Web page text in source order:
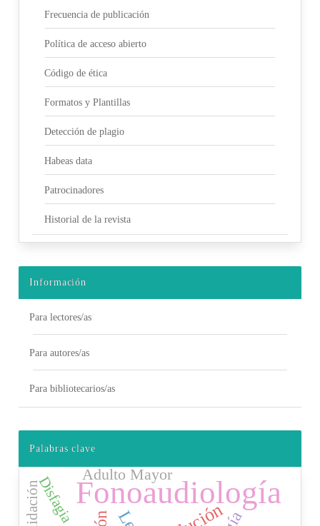
Frecuencia de publicación
Política de acceso abierto
Código de ética
Formatos y Plantillas
Detección de plagio
Habeas data
Patrocinadores
Historial de la revista
Información
Para lectores/as
Para autores/as
Para bibliotecarios/as
Palabras clave
Fonoaudiología
Adulto Mayor
Disfagia
Validación